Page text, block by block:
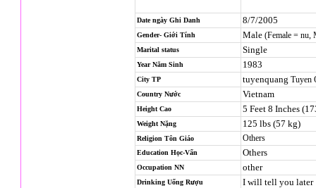
Date ngày Ghi Danh 8/7/2005
Gender- Giới Tính Male (Female = nu,
Marital status Single
Year Năm Sinh 1983
City TP tuyenquang Tuyen
Country Nước Vietnam
Height Cao 5 Feet 8 Inches
Weight Nặng 125 lbs (57 kg)
Religion Tôn Giáo Others
Education Học-Vấn Others
Occupation NN other
Drinking Uống Rượu I will tell you later